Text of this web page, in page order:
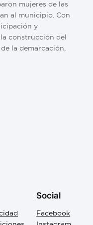
mujeres de las
al municipio. Con
y
construcción del
la demarcación,
Social
Facebook